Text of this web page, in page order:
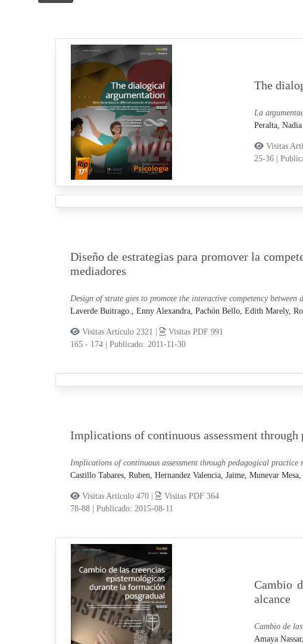
The
La
Peralta,
Visitas
25-36
Diseño de estrategias para promover la
mediadores
Design of strate gies to promote the interactive competency between
Laverde Buitrago., Enny Alexandra, Pachón Bello, Edith Marely,
Visitas Artículo 2321 |
Visitas PDF 991
165 - 174 | Publicado: 2011-11-30
Implications of continuous assessment
Implications of continuous assessment through pedagogical practice
Castillo Tabares, Ruben, Hernandez Valencia, Jaime, Munevar Mesa,
Visitas Artículo 470 |
Visitas PDF 364
78-88 | Publicado: 2015-08-11
Cambio
alcance
Cambio de
Amaya